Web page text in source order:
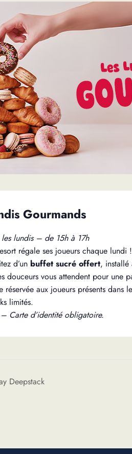
Gourmands
les lundis – de 15h à 17h
régale ses joueurs chaque lundi !
d’un buffet sucré offert,
douceurs vous attendent pour une
réservée aux joueurs présents dans
limités.
Carte d’identité obligatoire.
Deepstack